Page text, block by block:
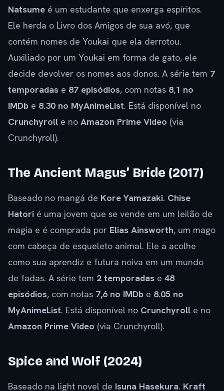
Natsume é um estudante que enxerga espíritos.
Ele herda o Livro dos Amigos de sua avó, que
contém nomes de Youkai que ela derrotou.
Auxiliado por um Youkai em forma de gato, ele
decide devolver os nomes aos donos. A série tem 7
temporadas e 87 episódios, com notas 8,1 no
IMDb e 8.30 no MyAnimeList. Está disponível no
Crunchyroll e no Amazon Prime Video (via
Crunchyroll).
The Ancient Magus’ Bride (2017)
Baseado no mangá de Kore Yamazaki. Chise
Hatori é uma jovem que se vende em um leilão de
magia e é comprada por Elias Ainsworth, um mago
com cabeça de esqueleto animal. Ele a acolhe
como sua aprendiz e futura noiva em um mundo
de fadas. A série tem 2 temporadas e 48
episódios, com notas 7,6 no IMDb e 8.05 no
MyAnimeList. Está disponível no Crunchyroll e no
Amazon Prime Video (via Crunchyroll).
Spice and Wolf (2024)
Baseado na light novel de Isuna Hasekura. Kraft